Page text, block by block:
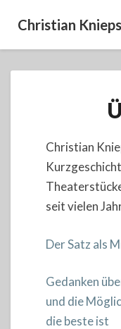
Christian Knieps
Christian
seit vielen
Der Satz als
Gedanken
und die
die beste ist